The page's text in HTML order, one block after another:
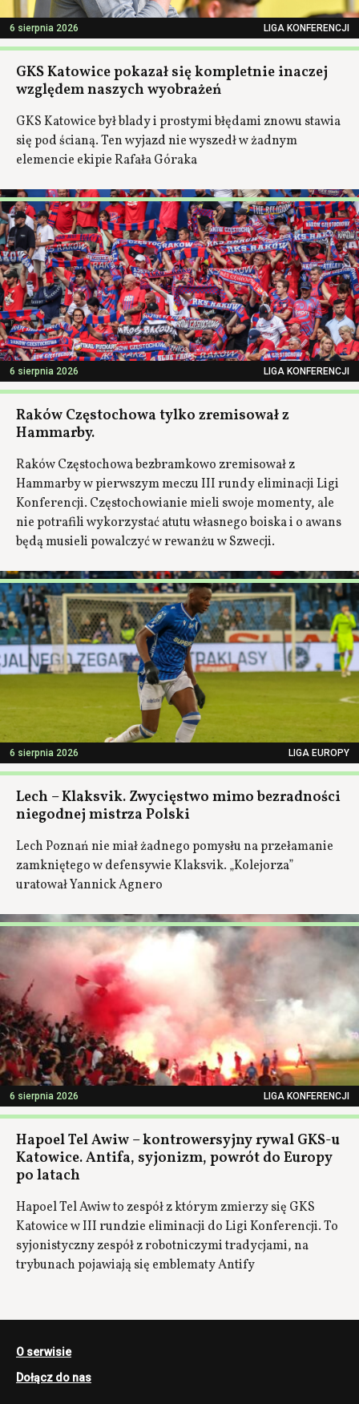
6 sierpnia 2026 LIGA KONFERENCJI
GKS Katowice pokazał się kompletnie inaczej
względem naszych wyobrażeń
GKS Katowice był blady i prostymi błędami znowu stawia
się pod ścianą. Ten wyjazd nie wyszedł w żadnym
elemencie ekipie Rafała Góraka
6 sierpnia 2026 LIGA KONFERENCJI
Raków Częstochowa tylko zremisował z
Hammarby.
Raków Częstochowa bezbramkowo zremisował z
Hammarby w pierwszym meczu III rundy eliminacji Ligi
Konferencji. Częstochowianie mieli swoje momenty, ale
nie potrafili wykorzystać atutu własnego boiska i o awans
będą musieli powalczyć w rewanżu w Szwecji.
6 sierpnia 2026 LIGA EUROPY
Lech – Klaksvik. Zwycięstwo mimo bezradności
niegodnej mistrza Polski
Lech Poznań nie miał żadnego pomysłu na przełamanie
zamkniętego w defensywie Klaksvik. „Kolejorza”
uratował Yannick Agnero
6 sierpnia 2026 LIGA KONFERENCJI
Hapoel Tel Awiw – kontrowersyjny rywal GKS-u
Katowice. Antifa, syjonizm, powrót do Europy
po latach
Hapoel Tel Awiw to zespół z którym zmierzy się GKS
Katowice w III rundzie eliminacji do Ligi Konferencji. To
syjonistyczny zespół z robotniczymi tradycjami, na
trybunach pojawiają się emblematy Antify
O serwisie
Dołącz do nas